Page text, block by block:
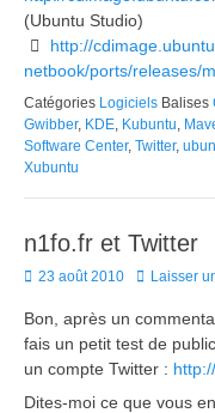
(Ubuntu Studio)
http://
netbook/ports/releases/
Catégories Logiciels Balises
Gwibber, KDE, Kubuntu,
Software Center, Twitter,
Xubuntu
n1fo.fr et Twitter
Posted
23 août 2010 Laisser
Bon, après un
fais un petit test de
un compte Twitter :
Dites-moi ce que vous